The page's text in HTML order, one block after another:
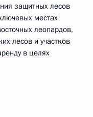
защитных лесов
местах
леопардов,
лесов и участков
в целях